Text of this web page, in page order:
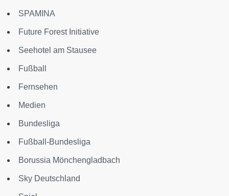
SPAMINA
Future Forest Initiative
Seehotel am Stausee
Fußball
Fernsehen
Medien
Bundesliga
Fußball-Bundesliga
Borussia Mönchengladbach
Sky Deutschland